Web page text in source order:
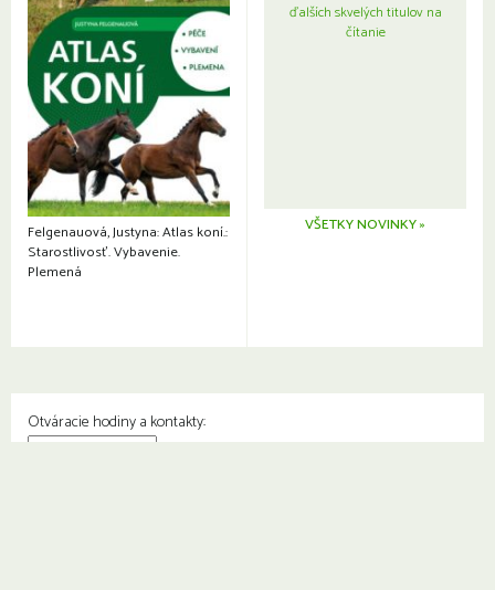
Felgenauová, Justyna: Atlas koní.:
Starostlivosť. Vybavenie.
Plemená
ďalších skvelých titulov na
čítanie
VŠETKY NOVINKY »
Otváracie hodiny a kontakty: